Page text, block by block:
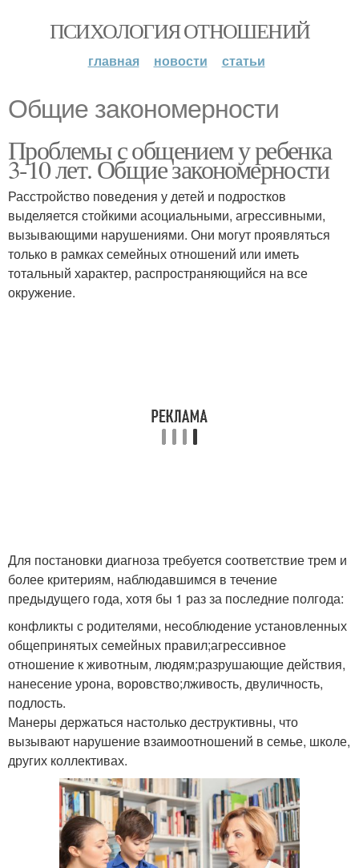
ПСИХОЛОГИЯ ОТНОШЕНИЙ
главная новости статьи
Общие закономерности
Проблемы с общением у ребенка
3-10 лет. Общие закономерности
Расстройство поведения у детей и подростков
выделяется стойкими асоциальными, агрессивными,
вызывающими нарушениями. Они могут проявляться
только в рамках семейных отношений или иметь
тотальный характер, распространяющийся на все
окружение.
Для постановки диагноза требуется соответствие трем и
более критериям, наблюдавшимся в течение
предыдущего года, хотя бы 1 раз за последние полгода:
конфликты с родителями, несоблюдение установленных
общепринятых семейных правил;агрессивное
отношение к животным, людям;разрушающие действия,
нанесение урона, воровство;лживость, двуличность,
подлость.
Манеры держаться настолько деструктивны, что
вызывают нарушение взаимоотношений в семье, школе,
других коллективах.